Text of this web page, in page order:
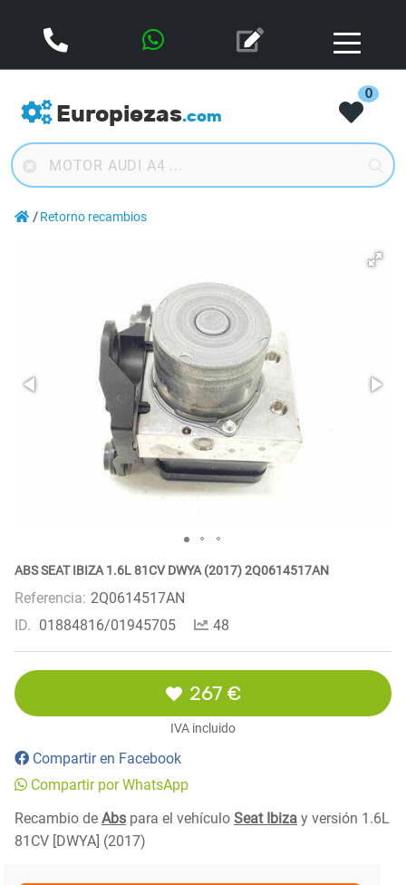
Europiezas.com
0
Retorno recambios
ABS SEAT IBIZA 1.6L 81CV DWYA (2017) 2Q0614517AN
Referencia: 2Q0614517AN
ID. 01884816/01945705 48
267 €
IVA incluido
Compartir en Facebook
Compartir por WhatsApp
Recambio de Abs para el vehículo Seat Ibiza y versión 1.6L
81CV [DWYA] (2017)